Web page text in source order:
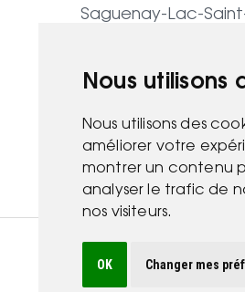
Nous utilisons
Nous utilisons des
améliorer votre
montrer un contenu
analyser le trafic de
nos visiteurs.
OK Changer mes
Saguenay-Lac-